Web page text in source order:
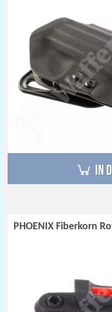
in
PHOENIX Fiberkorn